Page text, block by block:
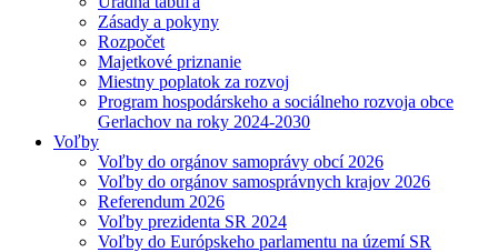
Zásady a pokyny
Rozpočet
Majetkové priznanie
Miestny poplatok za rozvoj
Program hospodárskeho a sociálneho rozvoja obce
Gerlachov na roky 2024-2030
Voľby
Voľby do orgánov samoprávy obcí 2026
Voľby do orgánov samosprávnych krajov 2026
Referendum 2026
Voľby prezidenta SR 2024
Voľby do Európskeho parlamentu na území SR